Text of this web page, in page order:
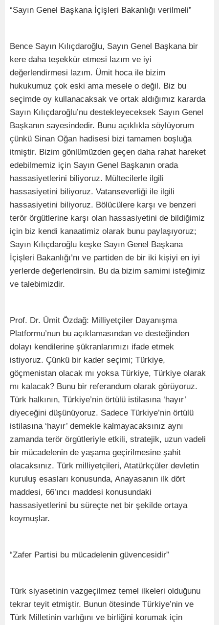
“Sayın Genel Başkana İçişleri Bakanlığı verilmeli”
Bence Sayın Kılıçdaroğlu, Sayın Genel Başkana bir
kere daha teşekkür etmesi lazım ve iyi
değerlendirmesi lazım. Ümit hoca ile bizim
hukukumuz çok eski ama mesele o değil. Biz bu
seçimde oy kullanacaksak ve ortak aldığımız kararda
Sayın Kılıçdaroğlu’nu destekleyeceksek Sayın Genel
Başkanın sayesindedir. Bunu açıklıkla söylüyorum
çünkü Sinan Oğan hadisesi bizi tamamen boşluğa
itmiştir. Bizim gönlümüzden geçen daha rahat hareket
edebilmemiz için Sayın Genel Başkanın orada
hassasiyetlerini biliyoruz. Mültecilerle ilgili
hassasiyetini biliyoruz. Vatanseverliği ile ilgili
hassasiyetini biliyoruz. Bölücülere karşı ve benzeri
terör örgütlerine karşı olan hassasiyetini de bildiğimiz
için biz kendi kanaatimiz olarak bunu paylaşıyoruz;
Sayın Kılıçdaroğlu keşke Sayın Genel Başkana
İçişleri Bakanlığı’nı ve partiden de bir iki kişiyi en iyi
yerlerde değerlendirsin. Bu da bizim samimi isteğimiz
ve talebimizdir.
Prof. Dr. Ümit Özdağ: Milliyetçiler Dayanışma
Platformu’nun bu açıklamasından ve desteğinden
dolayı kendilerine şükranlarımızı ifade etmek
istiyoruz. Çünkü bir kader seçimi; Türkiye,
göçmenistan olacak mı yoksa Türkiye, Türkiye olarak
mı kalacak? Bunu bir referandum olarak görüyoruz.
Türk halkının, Türkiye’nin örtülü istilasına ‘hayır’
diyeceğini düşünüyoruz. Sadece Türkiye’nin örtülü
istilasına ‘hayır’ demekle kalmayacaksınız aynı
zamanda terör örgütleriyle etkili, stratejik, uzun vadeli
bir mücadelenin de yaşama geçirilmesine şahit
olacaksınız. Türk milliyetçileri, Atatürkçüler devletin
kuruluş esasları konusunda, Anayasanın ilk dört
maddesi, 66’ıncı maddesi konusundaki
hassasiyetlerini bu süreçte net bir şekilde ortaya
koymuşlar.
“Zafer Partisi bu mücadelenin güvencesidir”
Türk siyasetinin vazgeçilmez temel ilkeleri olduğunu
tekrar teyit etmiştir. Bunun ötesinde Türkiye’nin ve
Türk Milletinin varlığını ve birliğini korumak için